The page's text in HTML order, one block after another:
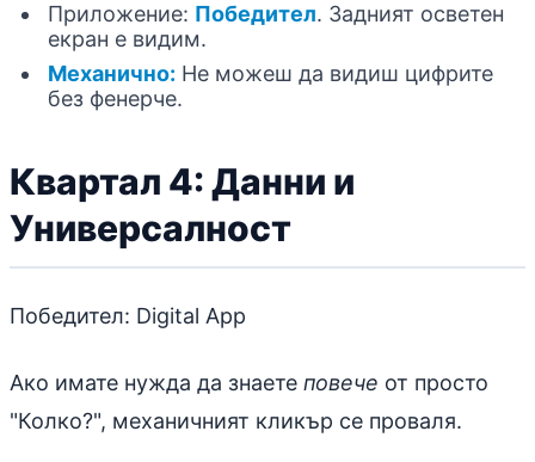
Приложение: Победител. Задният осветен
екран е видим.
Механично: Не можеш да видиш цифрите
без фенерче.
Квартал 4: Данни и
Универсалност
Победител: Digital App
Ако имате нужда да знаете повече от просто
"Колко?", механичният кликър се проваля.